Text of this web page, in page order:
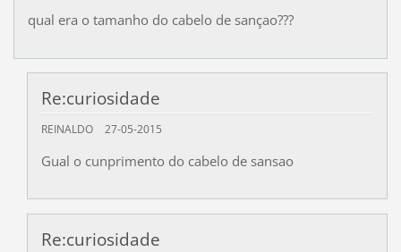
qual era o tamanho do cabelo de sançao???
Re:curiosidade
REINALDO 27-05-2015
Gual o cunprimento do cabelo de sansao
Re:curiosidade